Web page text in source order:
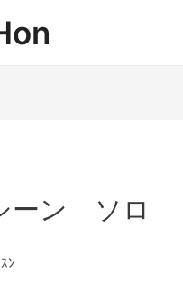
ーン ソロ
ﾝ